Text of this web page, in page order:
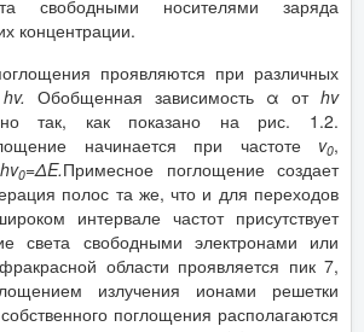
свободными носителями заряда
концентрации.
проявляются при различных
hv. Обобщенная зависимость α от hv
так, как показано на рис. 1.2.
начинается при частоте v0,
hv0=ΔE.Примесное поглощение создает
полос та же, что и для переходов
интервале частот присутствует
света свободными электронами или
области проявляется пик 7,
излучения ионами решетки
поглощения располагаются